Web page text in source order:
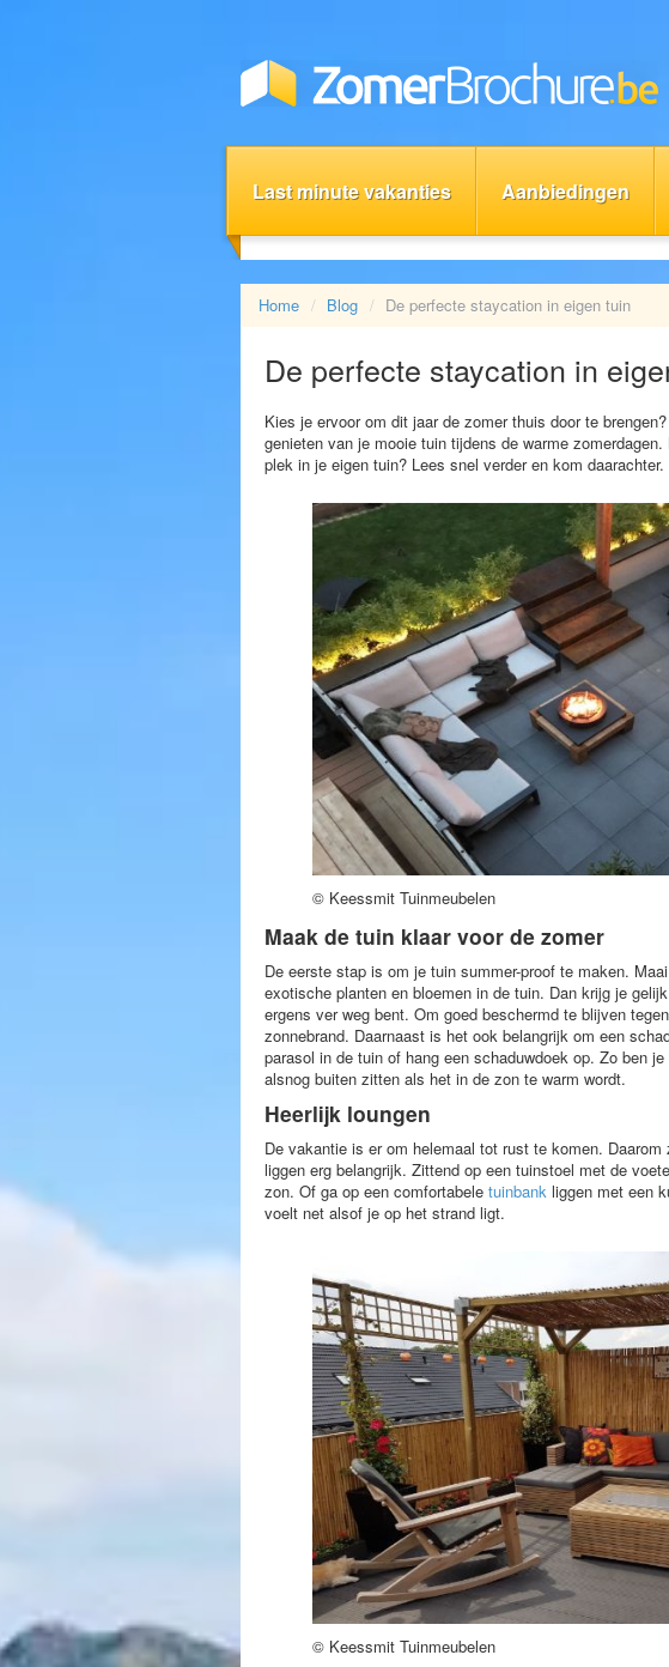
Last minute vakanties Aanbiedingen
Home Blog De perfecte staycation in eigen tuin
De perfecte staycation in
Kies je ervoor om dit jaar de zomer thuis door te
genieten van je mooie tuin tijdens de warme
plek in je eigen tuin? Lees snel verder en kom daarachter.
© Keessmit Tuinmeubelen
Maak de tuin klaar voor de zomer
De eerste stap is om je tuin summer-proof te maken.
exotische planten en bloemen in de tuin. Dan krijg je
ergens ver weg bent. Om goed beschermd te blijven
zonnebrand. Daarnaast is het ook belangrijk om een
parasol in de tuin of hang een schaduwdoek op. Zo ben
alsnog buiten zitten als het in de zon te warm wordt.
Heerlijk loungen
De vakantie is er om helemaal tot rust te komen.
liggen erg belangrijk. Zittend op een tuinstoel met de
zon. Of ga op een comfortabele tuinbank liggen met een
voelt net alsof je op het strand ligt.
© Keessmit Tuinmeubelen